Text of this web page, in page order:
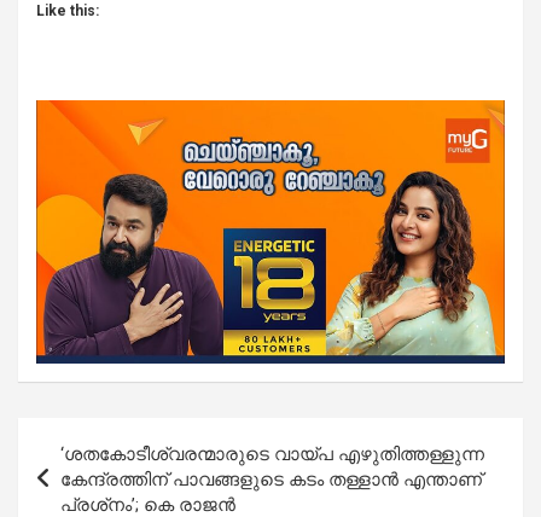
Like this:
navigation
‘ശതകോടീശ്വരന്മാരുടെ വായ്പ എഴുതിത്തള്ളുന്ന
കേന്ദ്രത്തിന് പാവങ്ങളുടെ കടം തള്ളാൻ എന്താണ്
പ്രശ്‌നം’; കെ രാജൻ